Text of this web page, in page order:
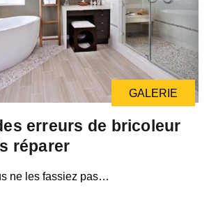
GALERIE
erreurs de bricoleur
réparer
ne les fassiez pas…